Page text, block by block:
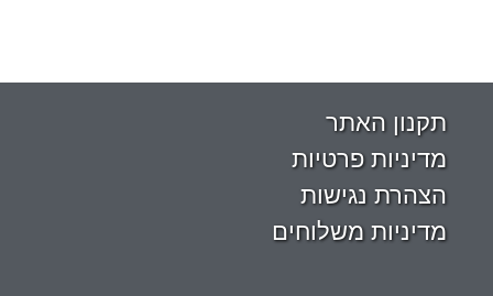
תקנון האתר
מדיניות פרטיות
הצהרת נגישות
מדיניות משלוחים